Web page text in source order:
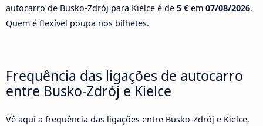
autocarro de Busko-Zdrój para Kielce é de 5 € em 07/08/2026.
Quem é flexível poupa nos bilhetes.
Frequência das ligações de autocarro
entre Busko-Zdrój e Kielce
Vê aqui a frequência das ligações entre Busko-Zdrój e Kielce,